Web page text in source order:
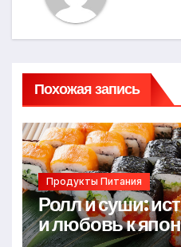
Похожая запись
Продукты Питания
Ролл и суши:
и любовь к